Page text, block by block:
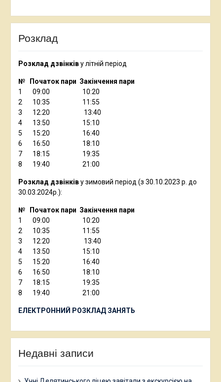
Розклад
Розклад дзвінківу літній період
№ Початок пари Закінчення пари
1 09:00 10:20
2 10:35 11:55
3 12:20 13:40
4 13:50 15:10
5 15:20 16:40
6 16:50 18:10
7 18:15 19:35
8 19:40 21:00
Розклад дзвінківу зимовий період (з 30.10.2023 р. до
30.03.2024р.):
№ Початок пари Закінчення пари
1 09:00 10:20
2 10:35 11:55
3 12:20 13:40
4 13:50 15:10
5 15:20 16:40
6 16:50 18:10
7 18:15 19:35
8 19:40 21:00
ЕЛЕКТРОННИЙ РОЗКЛАД ЗАНЯТЬ
Недавні записи